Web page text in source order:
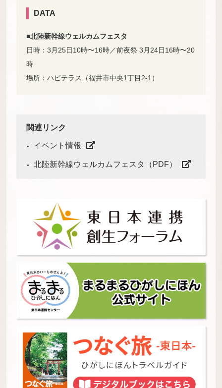
DATA
■北陸新幹線ウェルカムフェスタ
日時：3 月 25日10時〜16時／前夜祭3 月 24日16時〜20
時
場所：ハピテラス（福井市中央1丁目2-1 ）
関連リンク
イベント情報
北陸新幹線ウェルカムフェスタ（PDF）